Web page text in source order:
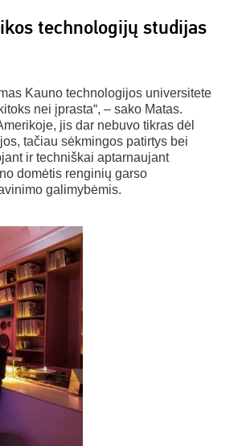
technologijų studijas
Kauno technologijos universitete
nei įprasta“, – sako Matas.
jis dar nebuvo tikras dėl
tačiau sėkmingos patirtys bei
ir techniškai aptarnaujant
domėtis renginių garso
galimybėmis.